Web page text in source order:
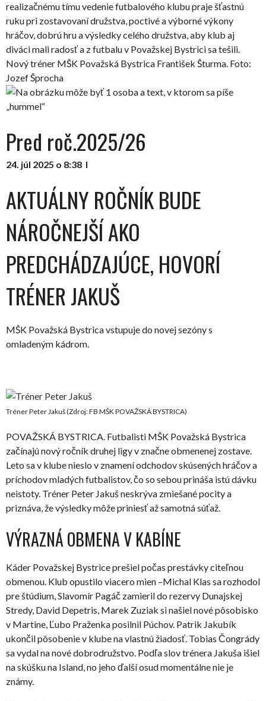
realizačnému tímu vedenie futbalového klubu praje šťastnú
ruku pri zostavovaní družstva, poctivé a výborné výkony
hráčov, dobrú hru a výsledky celého družstva, aby klub aj
diváci mali radosť a z futbalu v Považskej Bystrici sa tešili.
Nový tréner MŠK Považská Bystrica František Šturma. Foto:
Jozef Šprocha
Pred roč.2025/26
24. júl 2025 o 8:38 I
AKTUÁLNY ROČNÍK BUDE
NÁROČNEJŠÍ AKO
PREDCHÁDZAJÚCE, HOVORÍ
TRÉNER JAKUŠ
MŠK Považská Bystrica vstupuje do novej sezóny s
omladeným kádrom.
Tréner Peter Jakuš (Zdroj: FB MŠK POVAŽSKÁ BYSTRICA)
POVAŽSKÁ BYSTRICA. Futbalisti MŠK Považská Bystrica
začínajú nový ročník druhej ligy v značne obmenenej zostave.
Leto sa v klube nieslo v znamení odchodov skúsených hráčov a
príchodov mladých futbalistov, čo so sebou prináša istú dávku
neistoty. Tréner Peter Jakuš neskrýva zmiešané pocity a
priznáva, že výsledky môže priniesť až samotná súťaž.
VÝRAZNÁ OBMENA V KABÍNE
Káder Považskej Bystrice prešiel počas prestávky citeľnou
obmenou. Klub opustilo viacero mien –Michal Klas sa rozhodol
pre štúdium, Slavomír Pagáč zamieril do rezervy Dunajskej
Stredy, David Depetris, Marek Zuziak si našiel nové pôsobisko
v Martine, Ľubo Praženka posilnil Púchov. Patrik Jakubík
ukončil pôsobenie v klube na vlastnú žiadosť. Tobias Čongrády
sa vydal na nové dobrodružstvo. Podľa slov trénera Jakuša išiel
na skúšku na Island, no jeho ďalší osud momentálne nie je
známy.